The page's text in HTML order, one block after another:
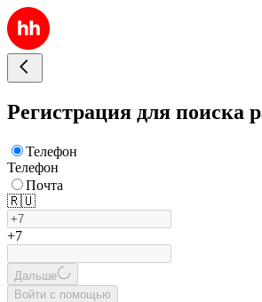
Регистрация для поиска
Телефон
Телефон
Почта
🇷🇺
+7
Дальше
Войти с помощью